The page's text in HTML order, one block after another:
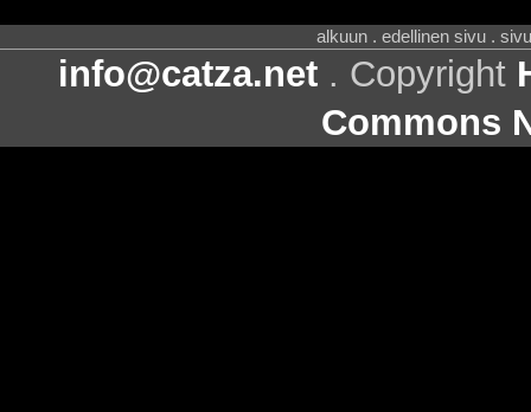
alkuun . edellinen sivu .
info@catza.net . Copyright
Commons